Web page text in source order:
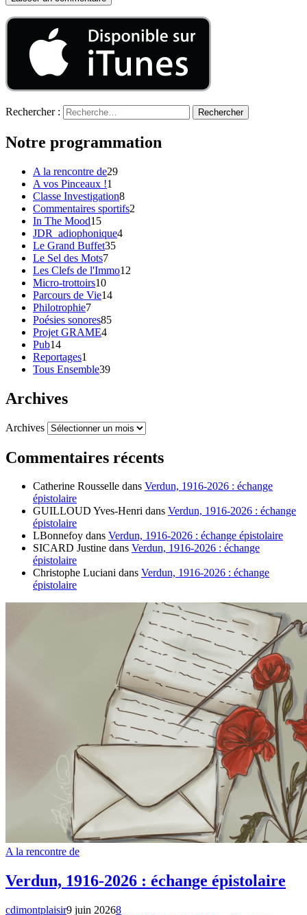
Rechercher :
Notre programmation
A la rencontre de29
A vos Pinceaux !1
Classe Investigation8
Commentaires sportifs2
In The Mood15
JDR_adiophonique4
Le Grand Buffet35
Le Sel des Mots7
Les Clefs de l'Immo12
Micro-trottoirs10
Parcours de Vie14
Philotrophie7
Poésies sonores85
Projet GRAME4
Pub14
Reportages1
Tous Ensemble39
Archives
Archives
Commentaires récents
Catherine Rousselle dans Verdun, 1916-2026 : échange
épistolaire
GUILLOUD Yves-Henri dans Verdun, 1916-2026 : échange
épistolaire
LBonnefoy dans Verdun, 1916-2026 : échange épistolaire
SICARD Justine dans Verdun, 1916-2026 : échange
épistolaire
Christophe Luciani dans Verdun, 1916-2026 : échange
épistolaire
A la rencontre de
Verdun, 1916-2026 : échange épistolaire
cdimontplaisir9 juin 20268